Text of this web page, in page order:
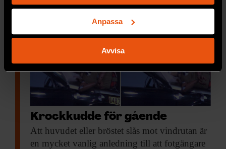
Identifiera din enhet genom att aktivt skanna den
för specifika kännetecken (fingeravtryck)
Ta reda på mer om hur dina personliga uppgifter
helst från cookie-förklaringen.
Vi använder enhetsidentifierare för att anpassa innehållet
och annonserna till användarna, tillhandahålla funktioner
för sociala medier och analysera vår trafik. Vi
vidarebefordrar även sådana identifierare och annan
information från din enhet till de sociala medier och
Anpassa
Avvisa
Krockkudde för gående
Att huvudet eller bröstet slås mot vindrutan är
en mycket vanlig anledning till att fotgängare